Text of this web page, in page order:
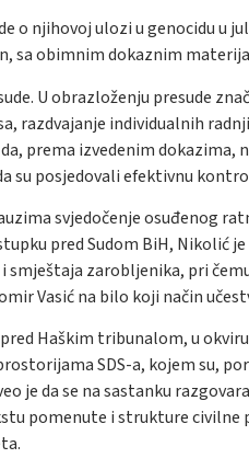
o njihovoj ulozi u genocidu u
sa obimnim dokaznim
U obrazloženju presude
razdvajanje individualnih
prema izvedenim
posjedovali efektivnu
svjedočenje osuđenog
pred Sudom BiH, Nikolić
smještaja zarobljenika, pri
Vasić na bilo koji način
Haškim tribunalom, u
SDS-a, kojem su,
je da se na sastanku
pomenute i strukture civilne